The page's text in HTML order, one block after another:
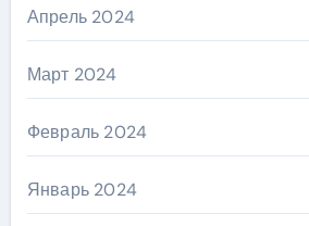
Апрель 2024
Март 2024
Февраль 2024
Январь 2024